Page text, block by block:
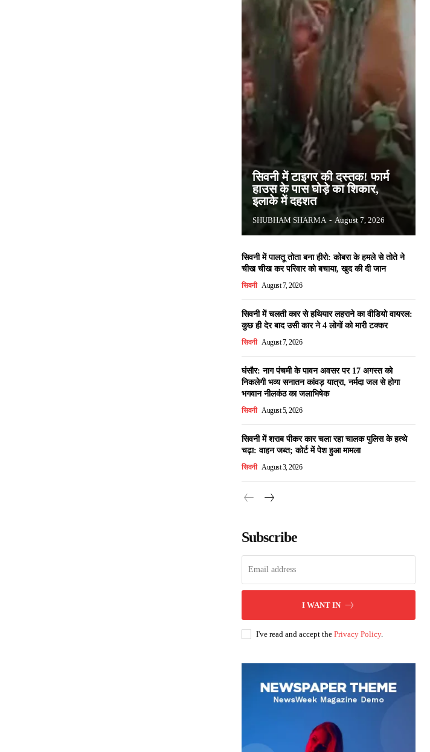
सिवनी में टाइगर की दस्तक! फार्म
हाउस के पास घोड़े का शिकार,
इलाके में दहशत
SHUBHAM SHARMA - August 7, 2026
सिवनी में पालतू तोता बना हीरो: कोबरा के हमले से तोते ने
चीख चीख कर परिवार को बचाया, खुद की दी जान
सिवनी August 7, 2026
सिवनी में चलती कार से हथियार लहराने का वीडियो वायरल:
कुछ ही देर बाद उसी कार ने 4 लोगों को मारी टक्कर
सिवनी August 7, 2026
घंसौर: नाग पंचमी के पावन अवसर पर 17 अगस्त को
निकलेगी भव्य सनातन कांवड़ यात्रा, नर्मदा जल से होगा
भगवान नीलकंठ का जलाभिषेक
सिवनी August 5, 2026
सिवनी में शराब पीकर कार चला रहा चालक पुलिस के हत्थे
चढ़ा: वाहन जब्त; कोर्ट में पेश हुआ मामला
सिवनी August 3, 2026
Subscribe
I WANT IN
I've read and accept the Privacy Policy.